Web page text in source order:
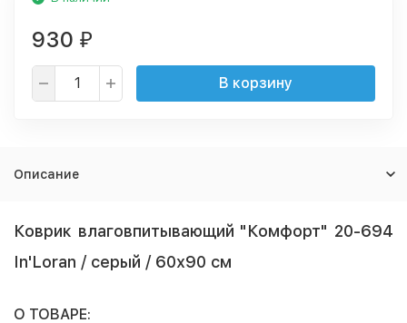
930 ₽
В корзину
Описание
Коврик влаговпитывающий "Комфорт" 20-694
In'Loran / серый / 60х90 см
О ТОВАРЕ: